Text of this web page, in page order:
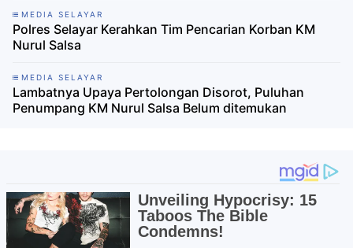
MEDIA SELAYAR
Polres Selayar Kerahkan Tim Pencarian Korban KM
Nurul Salsa
MEDIA SELAYAR
Lambatnya Upaya Pertolongan Disorot, Puluhan
Penumpang KM Nurul Salsa Belum ditemukan